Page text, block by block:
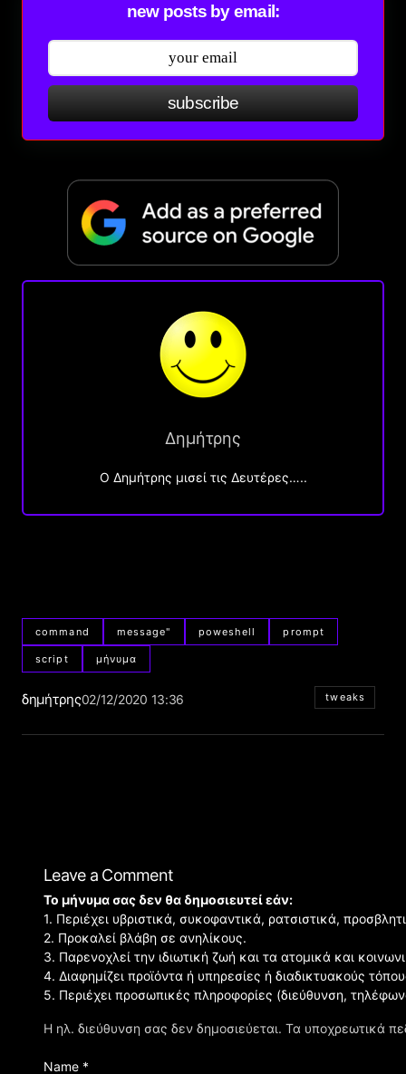
new posts by email:
subscribe
Δημήτρης
O Δημήτρης μισεί τις Δευτέρες…..
command message" poweshell prompt
script μήνυμα
δημήτρης02/12/2020 13:36 tweaks
Leave a Comment
Η ηλ. διεύθυνση σας δεν δημοσιεύεται. Τα υποχρεωτικά
Το μήνυμα σας δεν θα δημοσιευτεί εάν:
1. Περιέχει υβριστικά, συκοφαντικά, ρατσιστικά,
2. Προκαλεί βλάβη σε ανηλίκους.
3. Παρενοχλεί την ιδιωτική ζωή και τα ατομικά και
4. Διαφημίζει προϊόντα ή υπηρεσίες ή διαδικτυακούς
5. Περιέχει προσωπικές πληροφορίες (διεύθυνση,
Name *